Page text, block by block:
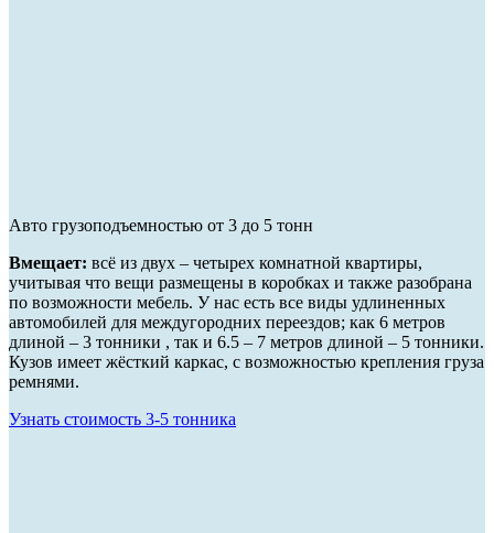
Авто грузоподъемностью от 3 до 5 тонн
Вмещает: всё из двух – четырех комнатной квартиры,
учитывая что вещи размещены в коробках и также разобрана
по возможности мебель. У нас есть все виды удлиненных
автомобилей для междугородних переездов; как 6 метров
длиной – 3 тонники , так и 6.5 – 7 метров длиной – 5 тонники.
Кузов имеет жёсткий каркас, с возможностью крепления груза
ремнями.
Узнать стоимость 3-5 тонника